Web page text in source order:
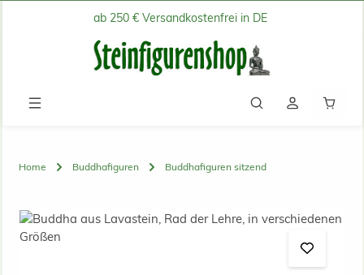
Zum Hauptinhalt springenab 250 € Versandkostenfrei in DE
Home Buddhafiguren Buddhafiguren sitzend
Bildergalerie überspringen